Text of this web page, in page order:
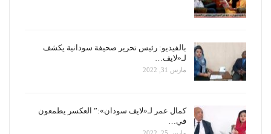
بالفيديو: رئيس تحرير صحيفة سودانية يكشف
لـ«لايف…
مارس 31, 2022
كمال عمر لـ«لايف سودان»:” العكسر يطمعون
في…